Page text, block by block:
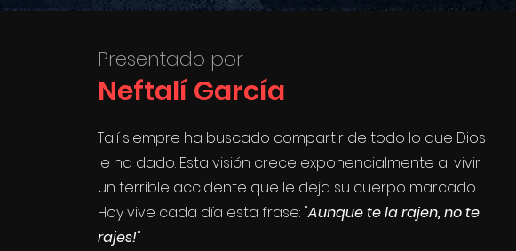
Presentado por
Neftalí García
Talí siempre ha buscado compartir de todo lo que Dios
le ha dado. Esta visión crece exponencialmente al vivir
un terrible accidente que le deja su cuerpo marcado.
Hoy vive cada día esta frase: "Aunque te la rajen, no te
rajes!"